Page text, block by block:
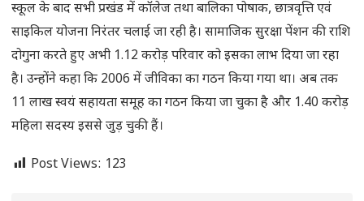
स्कूल के बाद सभी प्रखंड में कॉलेज तथा बालिका पोषाक, छात्रवृत्ति एवं
साइकिल योजना निरंतर चलाई जा रही है। सामाजिक सुरक्षा पेंशन की राशि
दोगुना करते हुए अभी 1.12 करोड़ परिवार को इसका लाभ दिया जा रहा
है। उन्होंने कहा कि 2006 में जीविका का गठन किया गया था। अब तक
11 लाख स्वयं सहायता समूह का गठन किया जा चुका है और 1.40 करोड़
महिला सदस्य इससे जुड़ चुकी हैं।
Post Views: 123